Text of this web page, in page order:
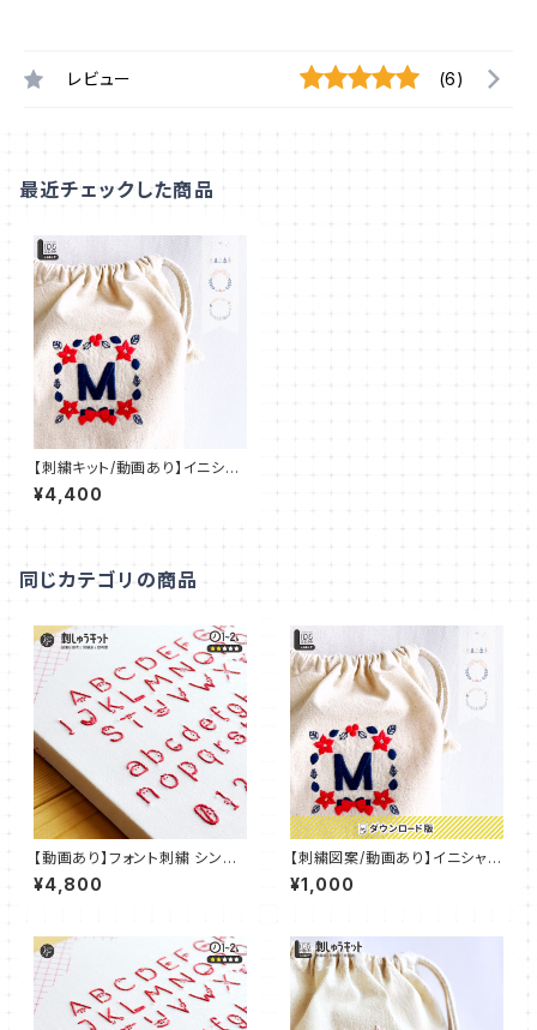
レビュー (6)
最近チェックした商品
【刺繍キット/動画あり】イニシャ
ル デコ 刺繍 IDEable LIGHT
クリスマス’24：IDL_K01
¥4,400
同じカテゴリの商品
【動画あり】フォント刺繍 シンプ
ルねこフォント：FNT_K001
¥4,800
【刺繍図案/動画あり】イニシャル
デコ 刺繍 IDEable LIGHT ク
リスマス’24：IDL_P01
¥1,000